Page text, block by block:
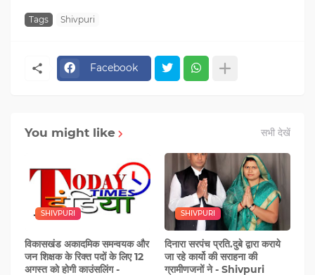
Tags Shivpuri
Facebook
You might like सभी देखें
SHIVPURI
विकासखंड अकादमिक समन्वयक और
जन शिक्षक के रिक्त पदों के लिए 12
अगस्त को होगी काउंसलिंग -
SHIVPURI
दिनारा सरपंच प्रति.दुबे द्वारा कराये
जा रहे कार्यो की सराहना की
ग्रामीणजनों ने - Shivpuri